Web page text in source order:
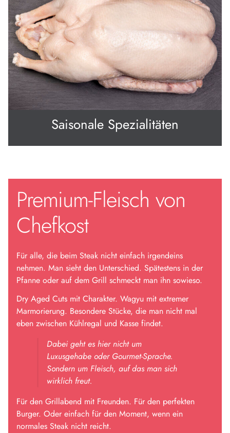
Saisonale Spezialitäten
Premium-Fleisch von
Chefkost
Für alle, die beim Steak nicht einfach irgendeins
nehmen. Man sieht den Unterschied. Spätestens in der
Pfanne oder auf dem Grill schmeckt man ihn sowieso.
Dry Aged Cuts mit Charakter. Wagyu mit extremer
Marmorierung. Besondere Stücke, die man nicht mal
eben zwischen Kühlregal und Kasse findet.
Dabei geht es hier nicht um
Luxusgehabe oder Gourmet-Sprache.
Sondern um Fleisch, auf das man sich
wirklich freut.
Für den Grillabend mit Freunden. Für den perfekten
Burger. Oder einfach für den Moment, wenn ein
normales Steak nicht reicht.